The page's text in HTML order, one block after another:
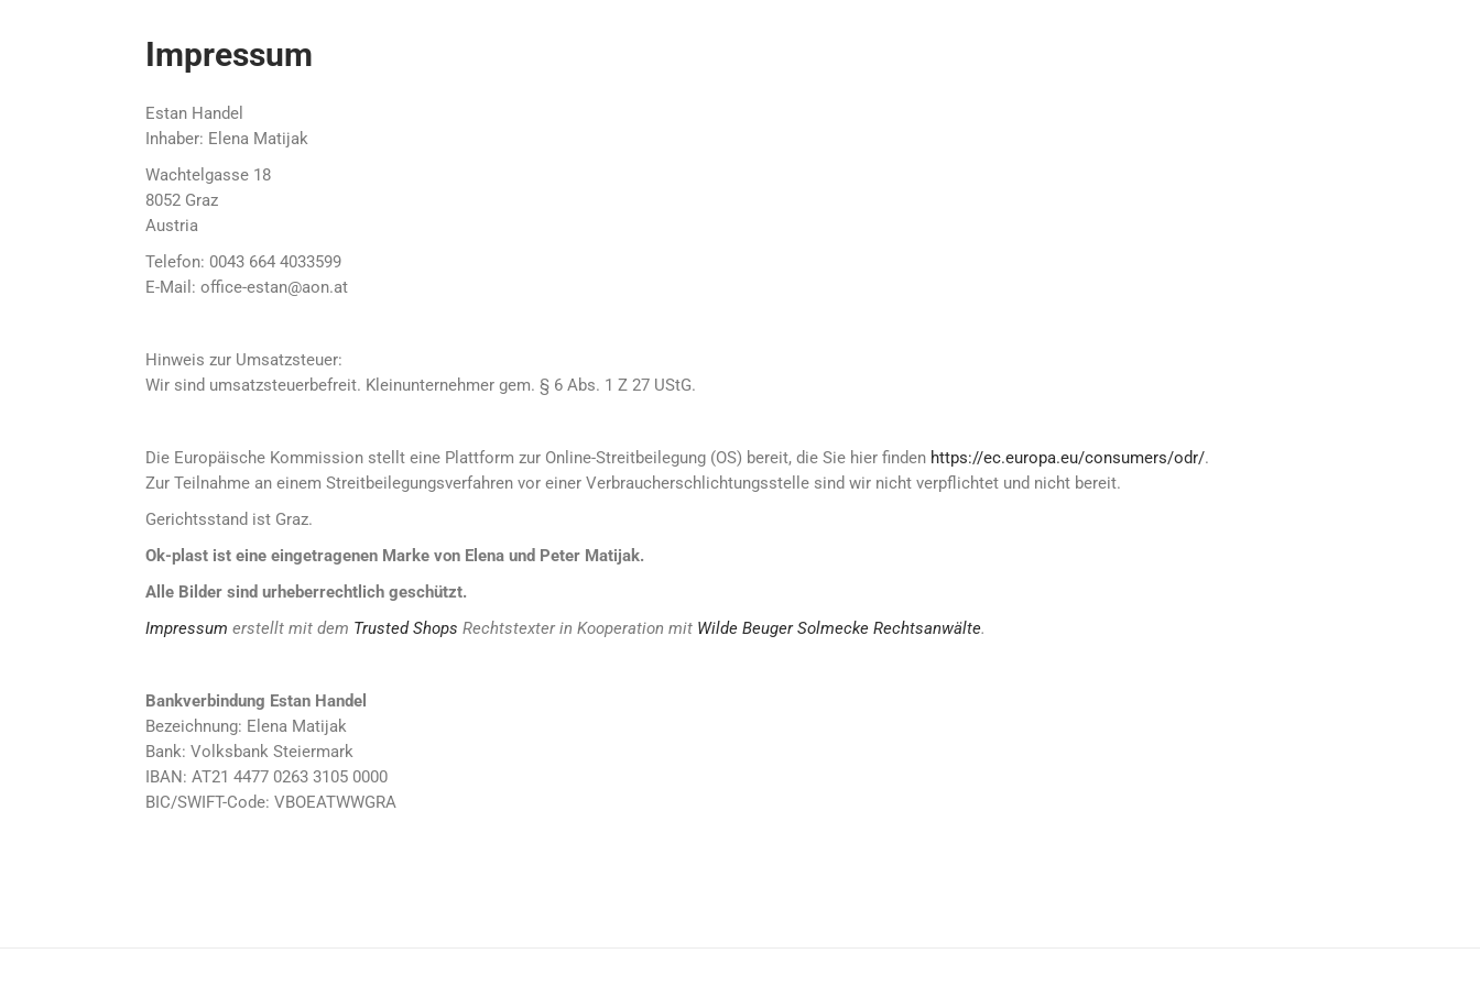
Impressum
Estan Handel
Inhaber: Elena Matijak
Wachtelgasse 18
8052 Graz
Austria
Telefon: 0043 664 4033599
E-Mail: office-estan@aon.at
Hinweis zur Umsatzsteuer:
Wir sind umsatzsteuerbefreit. Kleinunternehmer gem. § 6 Abs. 1 Z 27 UStG.
Die Europäische Kommission stellt eine Plattform zur Online-Streitbeilegung (OS) bereit, die Sie hier finden https://ec.europa.eu/consumers/odr/.
Zur Teilnahme an einem Streitbeilegungsverfahren vor einer Verbraucherschlichtungsstelle sind wir nicht verpflichtet und nicht bereit.
Gerichtsstand ist Graz.
Ok-plast ist eine eingetragenen Marke von Elena und Peter Matijak.
Alle Bilder sind urheberrechtlich geschützt.
Impressum erstellt mit dem Trusted Shops Rechtstexter in Kooperation mit Wilde Beuger Solmecke Rechtsanwälte.
Bankverbindung Estan Handel
Bezeichnung: Elena Matijak
Bank: Volksbank Steiermark
IBAN: AT21 4477 0263 3105 0000
BIC/SWIFT-Code: VBOEATWWGRA